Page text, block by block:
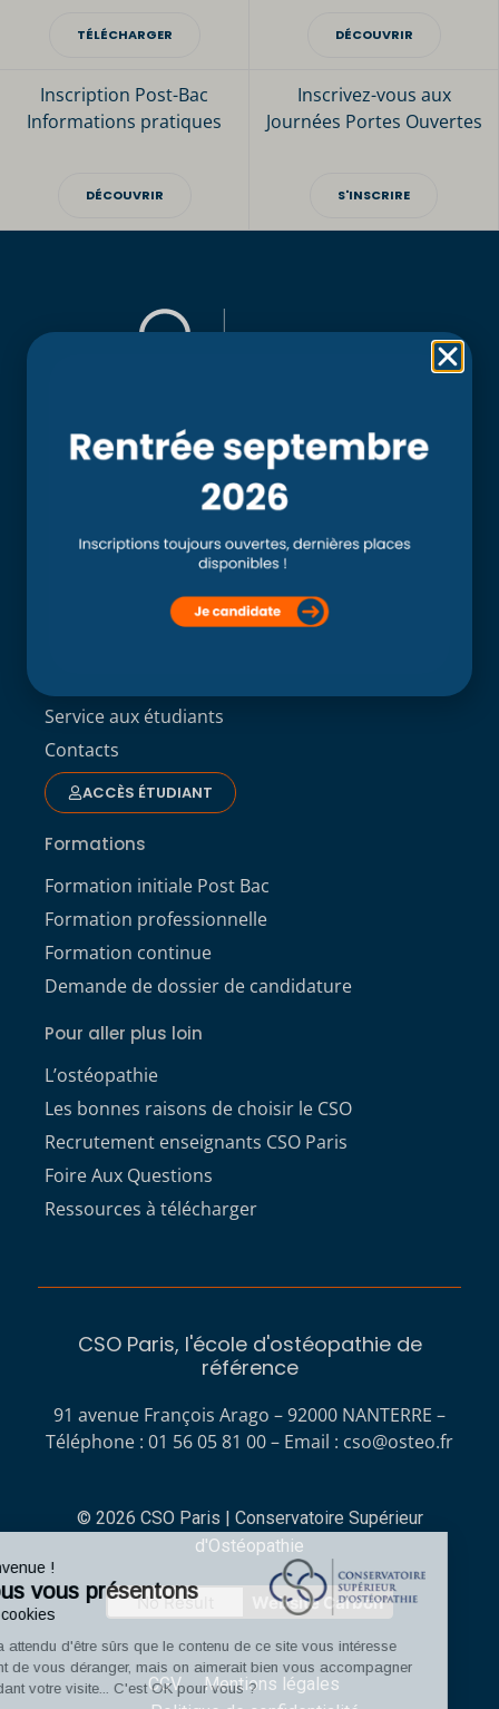
Bienvenue !
Nous vous présentons
Les cookies
On a attendu d'être sûrs que le contenu de ce site vous intéresse
avant de vous déranger, mais on aimerait bien vous accompagner
pendant votre visite... C'est OK pour vous ?
TÉLÉCHARGER DÉCOUVRIR
Inscription Post-Bac
Informations pratiques
DÉCOUVRIR
Inscrivez-vous aux
Journées Portes Ouvertes
S'INSCRIRE
Accueil
Service aux étudiants
Contacts
ACCÈS ÉTUDIANT
Formations
Formation initiale Post Bac
Formation professionnelle
Formation continue
Demande de dossier de candidature
Pour aller plus loin
L’ostéopathie
Les bonnes raisons de choisir le CSO
Recrutement enseignants CSO Paris
Foire Aux Questions
Ressources à télécharger
CSO Paris, l'école d'ostéopathie de
référence
91 avenue François Arago – 92000 NANTERRE –
Téléphone : 01 56 05 81 00 – Email : cso@osteo.fr
© 2026 CSO Paris | Conservatoire Supérieur
d'Ostéopathie
No Result Website Carbon
CGV
Mentions légales